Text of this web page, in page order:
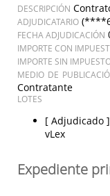
DESCRIPCIÓN
ADJUDICATARIO
FECHA ADJUDICACIÓN
IMPORTE CON
IMPORTE SIN
MEDIO DE
Contratante
LOTES
[ Adjudicado ]
vLex
Expediente